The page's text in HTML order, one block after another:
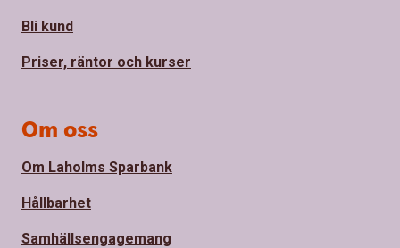
Bli kund
Priser, räntor och kurser
Om oss
Om Laholms Sparbank
Hållbarhet
Samhällsengagemang